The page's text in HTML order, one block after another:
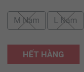
M Nam L Nam
HẾT HÀNG